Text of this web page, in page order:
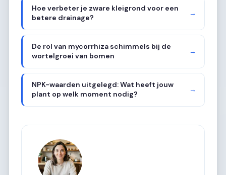
Hoe verbeter je zware kleigrond voor een
betere drainage?
→
De rol van mycorrhiza schimmels bij de
wortelgroei van bomen
→
NPK-waarden uitgelegd: Wat heeft jouw
plant op welk moment nodig?
→